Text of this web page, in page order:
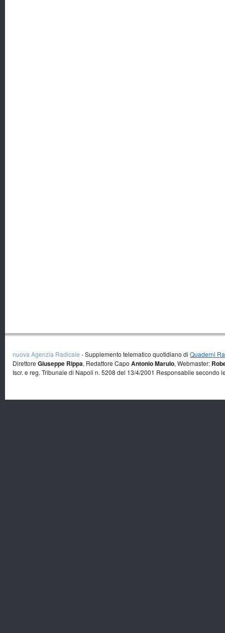
nuova Agenzia Radicale - Supplemento telematico quotidiano di Quaderni
Direttore Giuseppe Rippa, Redattore Capo Antonio Marulo, Webmaster:
Iscr. e reg. Tribunale di Napoli n. 5208 del 13/4/2001 Responsabile secondo